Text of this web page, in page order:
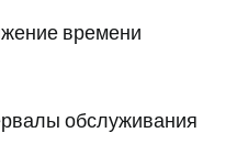
времени
обслуживания